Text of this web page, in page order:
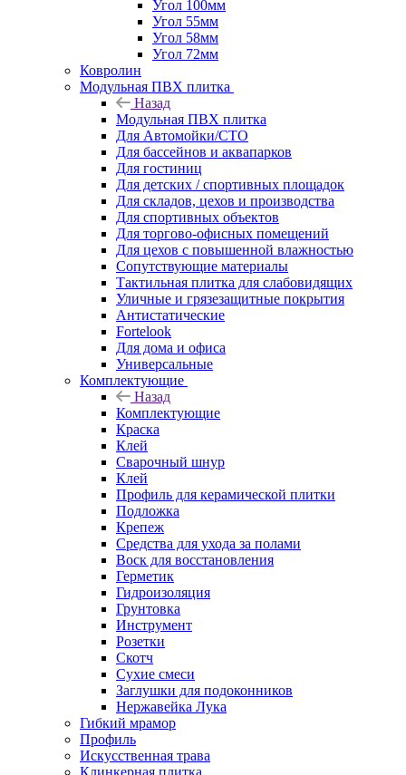
Угол 100мм
Угол 55мм
Угол 58мм
Угол 72мм
Ковролин
Модульная ПВХ плитка
Назад
Модульная ПВХ плитка
Для Автомойки/СТО
Для бассейнов и аквапарков
Для гостиниц
Для детских / спортивных площадок
Для складов, цехов и производства
Для спортивных объектов
Для торгово-офисных помещений
Для цехов с повышенной влажностью
Сопутствующие материалы
Тактильная плитка для слабовидящих
Уличные и грязезащитные покрытия
Антистатические
Fortelook
Для дома и офиса
Универсальные
Комплектующие
Назад
Комплектующие
Краска
Клей
Сварочный шнур
Клей
Профиль для керамической плитки
Подложка
Крепеж
Средства для ухода за полами
Воск для восстановления
Герметик
Гидроизоляция
Грунтовка
Инструмент
Розетки
Скотч
Сухие смеси
Заглушки для подоконников
Нержавейка Лука
Гибкий мрамор
Профиль
Искусственная трава
Клинкерная плитка